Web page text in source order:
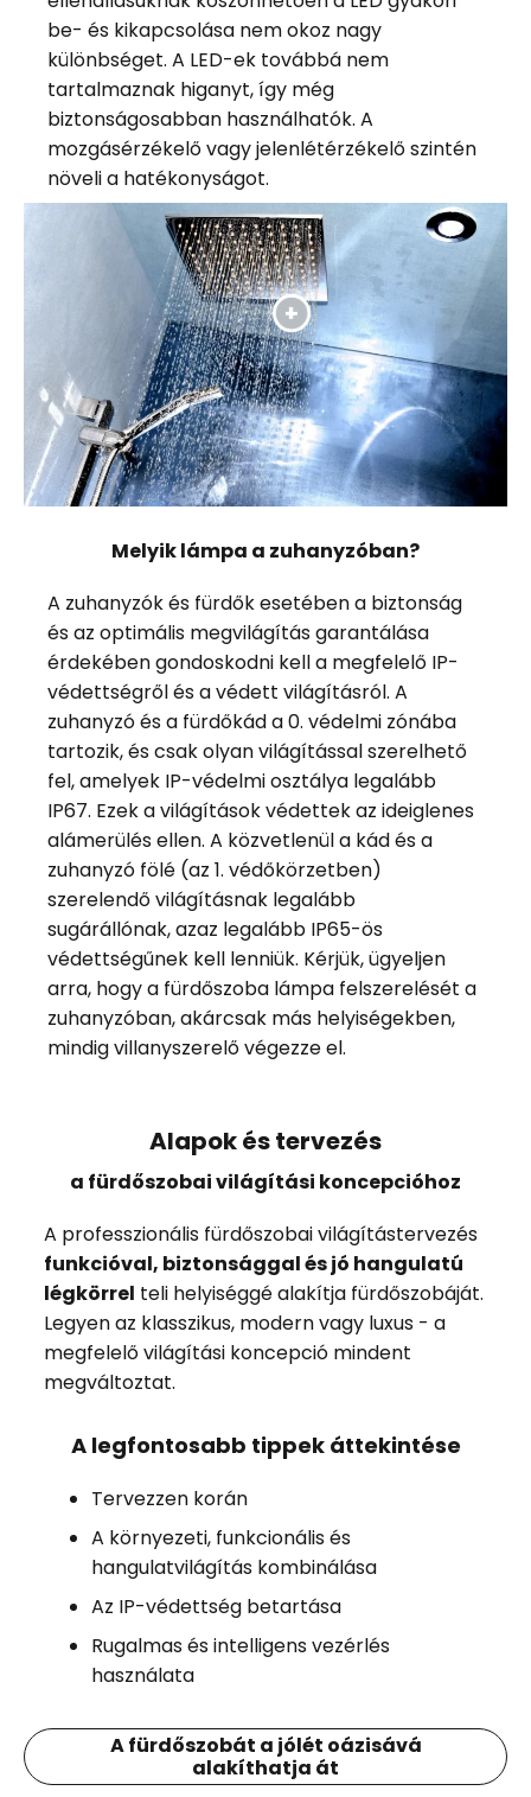
be- és kikapcsolása nem okoz nagy
különbséget. A LED-ek továbbá nem
tartalmaznak higanyt, így még
biztonságosabban használhatók. A
mozgásérzékelő vagy jelenlétérzékelő szintén
növeli a hatékonyságot.
Melyik lámpa a zuhanyzóban?
A zuhanyzók és fürdők esetében a biztonság
és az optimális megvilágítás garantálása
érdekében gondoskodni kell a megfelelő IP-
védettségről és a védett világításról. A
zuhanyzó és a fürdőkád a 0. védelmi zónába
tartozik, és csak olyan világítással szerelhető
fel, amelyek IP-védelmi osztálya legalább
IP67. Ezek a világítások védettek az ideiglenes
alámerülés ellen. A közvetlenül a kád és a
zuhanyzó fölé (az 1. védőkörzetben)
szerelendő világításnak legalább
sugárállónak, azaz legalább IP65-ös
védettségűnek kell lenniük. Kérjük, ügyeljen
arra, hogy a fürdőszoba lámpa felszerelését a
zuhanyzóban, akárcsak más helyiségekben,
mindig villanyszerelő végezze el.
Alapok és tervezés
a fürdőszobai világítási koncepcióhoz
A professzionális fürdőszobai világítástervezés
funkcióval, biztonsággal és jó hangulatú
légkörrel teli helyiséggé alakítja fürdőszobáját.
Legyen az klasszikus, modern vagy luxus - a
megfelelő világítási koncepció mindent
megváltoztat.
A legfontosabb tippek áttekintése
Tervezzen korán
A környezeti, funkcionális és
hangulatvilágítás kombinálása
Az IP-védettség betartása
Rugalmas és intelligens vezérlés
használata
A fürdőszobát a jólét oázisává
alakíthatja át